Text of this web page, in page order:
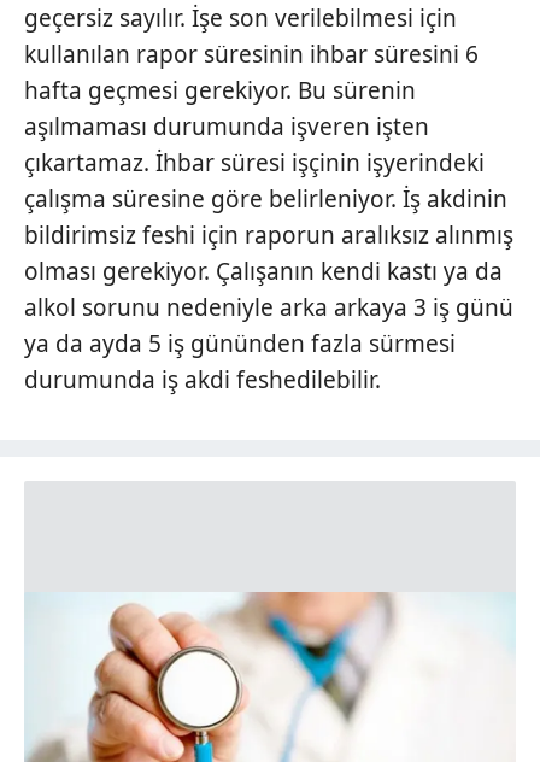
geçersiz sayılır. İşe son verilebilmesi için
kullanılan rapor süresinin ihbar süresini 6
hafta geçmesi gerekiyor. Bu sürenin
aşılmaması durumunda işveren işten
çıkartamaz. İhbar süresi işçinin işyerindeki
çalışma süresine göre belirleniyor. İş akdinin
bildirimsiz feshi için raporun aralıksız alınmış
olması gerekiyor. Çalışanın kendi kastı ya da
alkol sorunu nedeniyle arka arkaya 3 iş günü
ya da ayda 5 iş gününden fazla sürmesi
durumunda iş akdi feshedilebilir.